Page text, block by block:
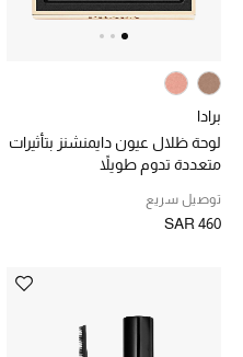
تسوقوا جميع الهدايا
بطاقة الهدايا الإلكترونية
هدايا حسب المرسل إليه
برادا
لوحة ظلال عيون دايمنشنز بتأثيرات
متعددة تدوم طويلاً
توصيل سريع
SAR 460